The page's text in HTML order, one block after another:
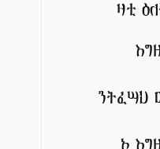
ዛቲ
ንትፈሣህ